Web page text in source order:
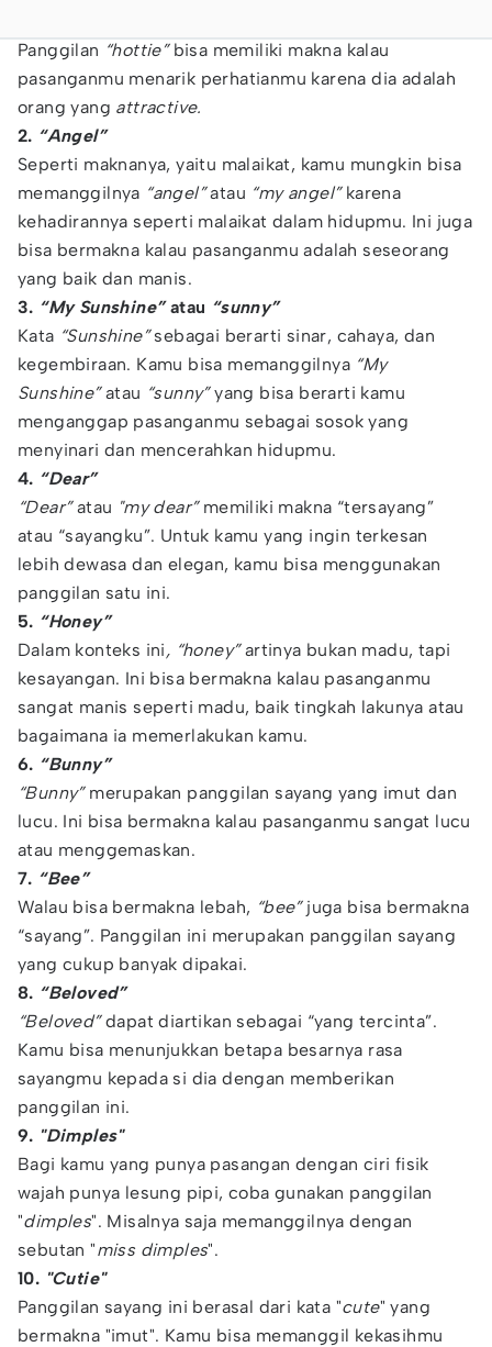
Panggilan “hottie”bisa memiliki makna kalau
pasanganmu menarik perhatianmu karena dia adalah
orang yang attractive.
2. “Angel”
Seperti maknanya, yaitu malaikat, kamu mungkin bisa
memanggilnya “angel”atau “my angel”karena
kehadirannya seperti malaikat dalam hidupmu. Ini juga
bisa bermakna kalau pasanganmu adalah seseorang
yang baik dan manis.
3. “My Sunshine”atau “sunny”
Kata “Sunshine”sebagai berarti sinar, cahaya, dan
kegembiraan. Kamu bisa memanggilnya “My
Sunshine”atau “sunny”yang bisa berarti kamu
menganggap pasanganmu sebagai sosok yang
menyinari dan mencerahkan hidupmu.
4. “Dear”
“Dear”atau "my dear”memiliki makna “tersayang”
atau “sayangku”. Untuk kamu yang ingin terkesan
lebih dewasa dan elegan, kamu bisa menggunakan
panggilan satu ini.
5. “Honey”
Dalam konteks ini, “honey”artinya bukan madu, tapi
kesayangan. Ini bisa bermakna kalau pasanganmu
sangat manis seperti madu, baik tingkah lakunya atau
bagaimana ia memerlakukan kamu.
6. “Bunny”
“Bunny”merupakan panggilan sayang yang imut dan
lucu. Ini bisa bermakna kalau pasanganmu sangat lucu
atau menggemaskan.
7. “Bee”
Walau bisa bermakna lebah, “bee”juga bisa bermakna
“sayang”. Panggilan ini merupakan panggilan sayang
yang cukup banyak dipakai.
8. “Beloved”
“Beloved”dapat diartikan sebagai “yang tercinta”.
Kamu bisa menunjukkan betapa besarnya rasa
sayangmu kepada si dia dengan memberikan
panggilan ini.
9. "Dimples"
Bagi kamu yang punya pasangan dengan ciri fisik
wajah punya lesung pipi, coba gunakan panggilan
"dimples". Misalnya saja memanggilnya dengan
sebutan "miss dimples".
10. "Cutie"
Panggilan sayang ini berasal dari kata "cute" yang
bermakna "imut". Kamu bisa memanggil kekasihmu